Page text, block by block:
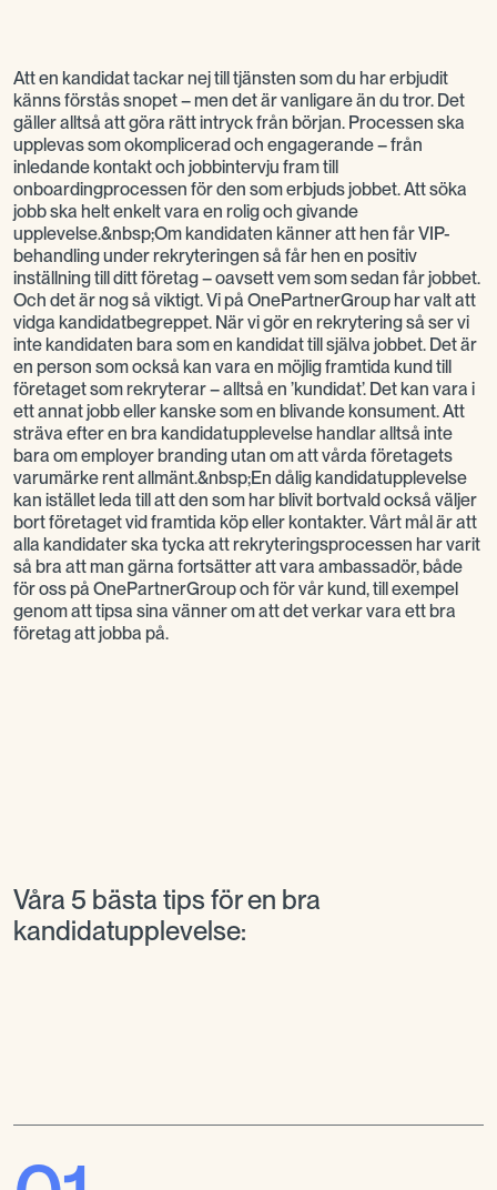
Att en kandidat tackar nej till tjänsten som du har erbjudit
känns förstås snopet – men det är vanligare än du tror. Det
gäller alltså att göra rätt intryck från början. Processen ska
upplevas som okomplicerad och engagerande – från
inledande kontakt och jobbintervju fram till
onboardingprocessen för den som erbjuds jobbet. Att söka
jobb ska helt enkelt vara en rolig och givande
upplevelse.&nbsp;Om kandidaten känner att hen får VIP-
behandling under rekryteringen så får hen en positiv
inställning till ditt företag – oavsett vem som sedan får jobbet.
Och det är nog så viktigt. Vi på OnePartnerGroup har valt att
vidga kandidatbegreppet. När vi gör en rekrytering så ser vi
inte kandidaten bara som en kandidat till själva jobbet. Det är
en person som också kan vara en möjlig framtida kund till
företaget som rekryterar – alltså en ’kundidat’. Det kan vara i
ett annat jobb eller kanske som en blivande konsument. Att
sträva efter en bra kandidatupplevelse handlar alltså inte
bara om employer branding utan om att vårda företagets
varumärke rent allmänt.&nbsp;En dålig kandidatupplevelse
kan istället leda till att den som har blivit bortvald också väljer
bort företaget vid framtida köp eller kontakter. Vårt mål är att
alla kandidater ska tycka att rekryteringsprocessen har varit
så bra att man gärna fortsätter att vara ambassadör, både
för oss på OnePartnerGroup och för vår kund, till exempel
genom att tipsa sina vänner om att det verkar vara ett bra
företag att jobba på.
Våra 5 bästa tips för en bra
kandidatupplevelse: